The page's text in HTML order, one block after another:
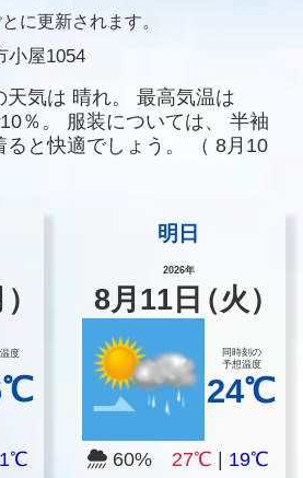
に更新されます。
小屋1054
天気は 晴れ。
最高気温は
10％。 服装については、
半袖
と快適でしょう。
（ 8月10
度
明日
2026年
8月 11日（火）
同時刻の
予想温度
24℃
60%27℃ 19℃